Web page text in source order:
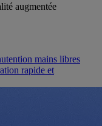
augmentée
mains libres
rapide et